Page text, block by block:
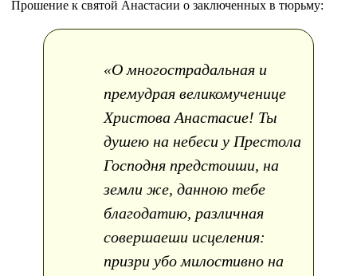
Прошение к святой Анастасии о заключенных в тюрьму:
«О многострадальная и
премудрая великомученице
Христова Анастасие! Ты
душею на небеси у Престола
Господня предстоиши, на
земли же, данною тебе
благодатию, различная
совершаеши исцеления:
призри убо милостивно на